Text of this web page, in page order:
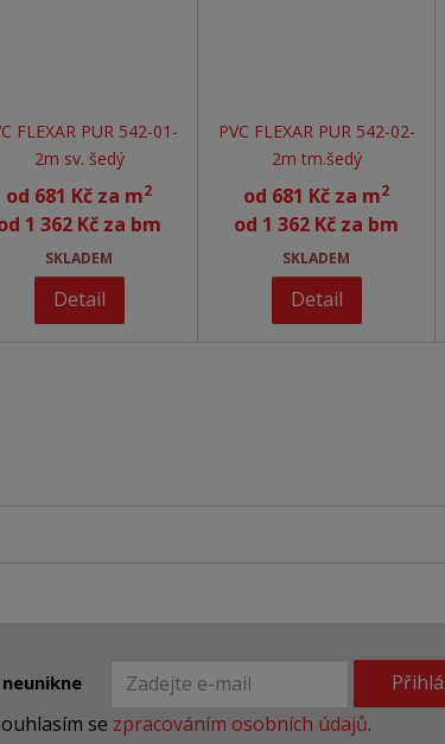
FLEXAR PUR 542-01-
2m sv. šedý
od 681 Kč za m2
1 362 Kč za bm
SKLADEM
Detail
PVC FLEXAR PUR 542-02-
2m tm.šedý
od 681 Kč za m2
od 1 362 Kč za bm
SKLADEM
Detail
se zpracováním osobních údajů.